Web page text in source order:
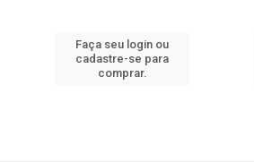
Faça seu login ou
cadastre-se para
comprar.